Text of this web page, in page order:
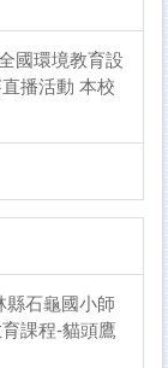
國環境教育設
播活動 本校
縣石龜國小師
課程-貓頭鷹